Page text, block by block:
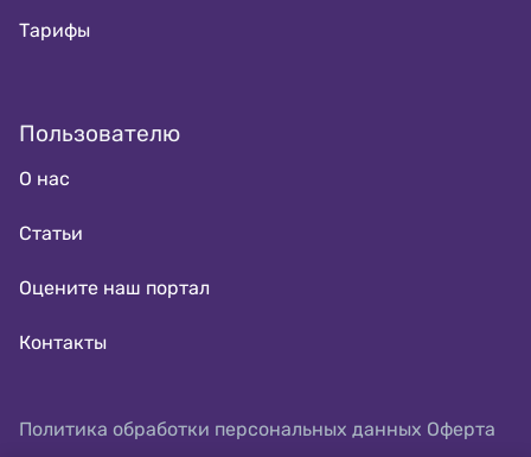
Тарифы
Пользователю
О нас
Статьи
Оцените наш портал
Контакты
Политика обработки персональных данных Оферта